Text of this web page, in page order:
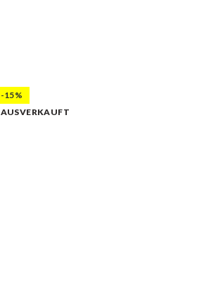
-15%
AUSVERKAUFT